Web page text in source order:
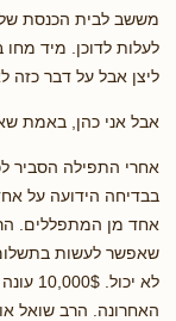
מששב לבית הכנסת
לעלות לדוכן. מיד מחו
ליצן אבל על דבר כזה
אבל אני כהן, באמת
אחרי התפילה הסביר
בבדיחה הידועה על
אחד מן המתפללים.
האחרונה. הרב שואל